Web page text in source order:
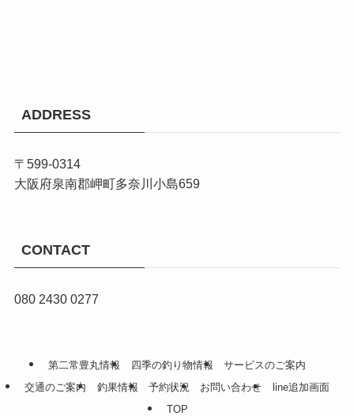
ADDRESS
〒599-0314
大阪府泉南郡岬町多奈川小島659
CONTACT
080 2430 0277
第二常豊丸情報 四季の釣り物情報
サービスのご案内
交通のご案内
釣果情報 予約状況 お問い合わせ
line追加画面
TOP